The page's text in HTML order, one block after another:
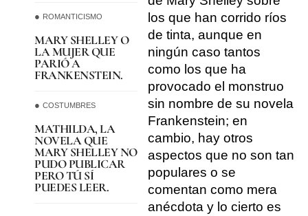
ROMANTICISMO
MARY SHELLEY O
LA MUJER QUE
PARIÓ A
FRANKENSTEIN.
COSTUMBRES
MATHILDA, LA
NOVELA QUE
MARY SHELLEY NO
PUDO PUBLICAR
PERO TÚ SÍ
PUEDES LEER.
los que han corrido ríos
de tinta, aunque en
ningún caso tantos
como los que ha
provocado el monstruo
sin nombre de su novela
Frankenstein; en
cambio, hay otros
aspectos que no son tan
populares o se
comentan como mera
anécdota y lo cierto es